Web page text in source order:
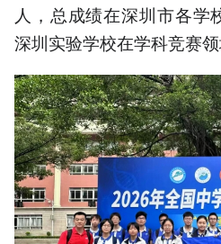
人，总成绩在深圳市各学
深圳实验学校在学科竞赛领